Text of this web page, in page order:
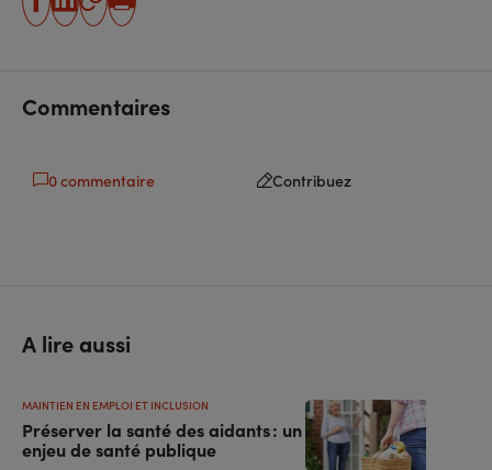
partager
partager
Copier
Imprimer
Commentaires
0 commentaire Contribuez
A lire aussi
Préserver la santé des aidants : un
enjeu de santé publique
MAINTIEN EN EMPLOI ET INCLUSION